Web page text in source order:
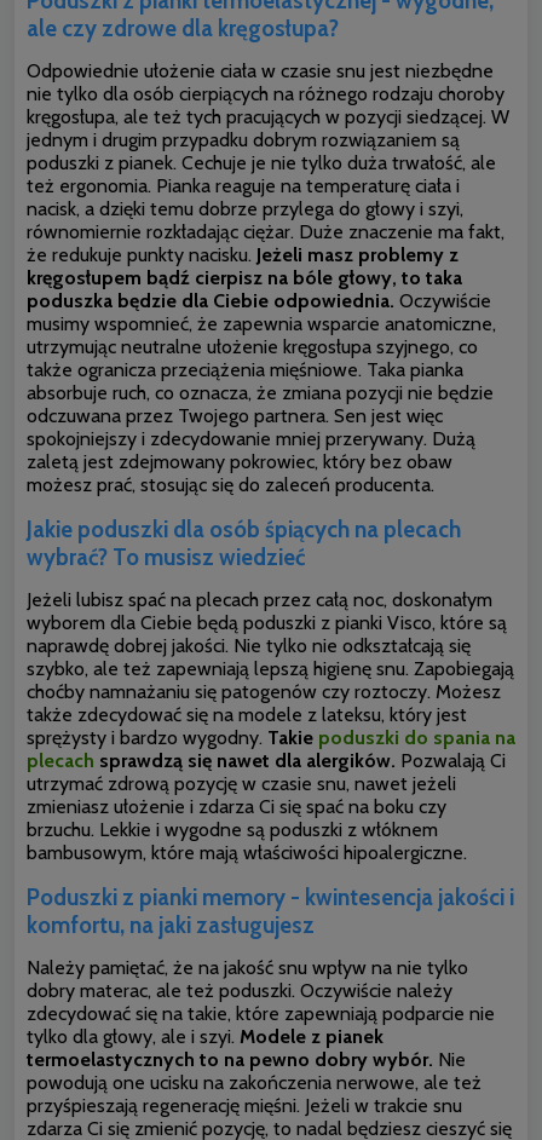
ale czy zdrowe dla kręgosłupa?
Odpowiednie ułożenie ciała w czasie snu jest niezbędne
nie tylko dla osób cierpiących na różnego rodzaju choroby
kręgosłupa, ale też tych pracujących w pozycji siedzącej. W
jednym i drugim przypadku dobrym rozwiązaniem są
poduszki z pianek. Cechuje je nie tylko duża trwałość, ale
też ergonomia. Pianka reaguje na temperaturę ciała i
nacisk, a dzięki temu dobrze przylega do głowy i szyi,
równomiernie rozkładając ciężar. Duże znaczenie ma fakt,
że redukuje punkty nacisku. Jeżeli masz problemy z
kręgosłupem bądź cierpisz na bóle głowy, to taka
poduszka będzie dla Ciebie odpowiednia. Oczywiście
musimy wspomnieć, że zapewnia wsparcie anatomiczne,
utrzymując neutralne ułożenie kręgosłupa szyjnego, co
także ogranicza przeciążenia mięśniowe. Taka pianka
absorbuje ruch, co oznacza, że zmiana pozycji nie będzie
odczuwana przez Twojego partnera. Sen jest więc
spokojniejszy i zdecydowanie mniej przerywany. Dużą
zaletą jest zdejmowany pokrowiec, który bez obaw
możesz prać, stosując się do zaleceń producenta.
Jakie poduszki dla osób śpiących na plecach
wybrać? To musisz wiedzieć
Jeżeli lubisz spać na plecach przez całą noc, doskonałym
wyborem dla Ciebie będą poduszki z pianki Visco, które są
naprawdę dobrej jakości. Nie tylko nie odkształcają się
szybko, ale też zapewniają lepszą higienę snu. Zapobiegają
choćby namnażaniu się patogenów czy roztoczy. Możesz
także zdecydować się na modele z lateksu, który jest
sprężysty i bardzo wygodny. Takie poduszki do spania na
plecach sprawdzą się nawet dla alergików. Pozwalają Ci
utrzymać zdrową pozycję w czasie snu, nawet jeżeli
zmieniasz ułożenie i zdarza Ci się spać na boku czy
brzuchu. Lekkie i wygodne są poduszki z włóknem
bambusowym, które mają właściwości hipoalergiczne.
Poduszki z pianki memory - kwintesencja jakości i
komfortu, na jaki zasługujesz
Należy pamiętać, że na jakość snu wpływ na nie tylko
dobry materac, ale też poduszki. Oczywiście należy
zdecydować się na takie, które zapewniają podparcie nie
tylko dla głowy, ale i szyi. Modele z pianek
termoelastycznych to na pewno dobry wybór. Nie
powodują one ucisku na zakończenia nerwowe, ale też
przyśpieszają regenerację mięśni. Jeżeli w trakcie snu
zdarza Ci się zmienić pozycję, to nadal będziesz cieszyć się